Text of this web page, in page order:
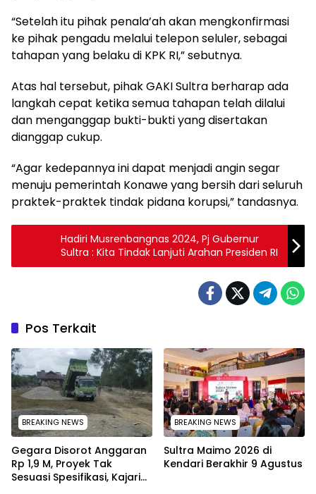
“Setelah itu pihak penala’ah akan mengkonfirmasi
ke pihak pengadu melalui telepon seluler, sebagai
tahapan yang belaku di KPK RI,” sebutnya.
Atas hal tersebut, pihak GAKI Sultra berharap ada
langkah cepat ketika semua tahapan telah dilalui
dan menganggap bukti-bukti yang disertakan
dianggap cukup.
“Agar kedepannya ini dapat menjadi angin segar
menuju pemerintah Konawe yang bersih dari seluruh
praktek-praktek tindak pidana korupsi,” tandasnya.
Hadiri Musrenbangnas 2024, Pj Gubernur
Sultra : Kita Tindak Lanjuti Arahan Presiden RI
Pos Terkait
BREAKING NEWS
Gegara Disorot Anggaran
Rp 1,9 M, Proyek Tak
Sesuasi Spesifikasi, Kajari
BREAKING NEWS
Sultra Maimo 2026 di
Kendari Berakhir 9 Agustus